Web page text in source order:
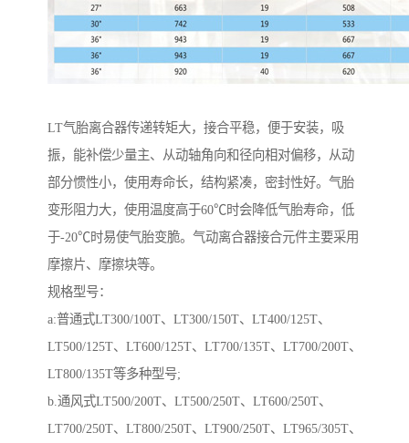
LT气胎离合器传递转矩大，接合平稳，便于安装，吸
振，能补偿少量主、从动轴角向和径向相对偏移，从动
部分惯性小，使用寿命长，结构紧凑，密封性好。气胎
变形阻力大，使用温度高于60℃时会降低气胎寿命，低
于-20℃时易使气胎变脆。气动离合器接合元件主要采用
摩擦片、摩擦块等。
规格型号：
a:普通式LT300/100T、LT300/150T、LT400/125T、
LT500/125T、LT600/125T、LT700/135T、LT700/200T、
LT800/135T等多种型号;
b.通风式LT500/200T、LT500/250T、LT600/250T、
LT700/250T、LT800/250T、LT900/250T、LT965/305T、